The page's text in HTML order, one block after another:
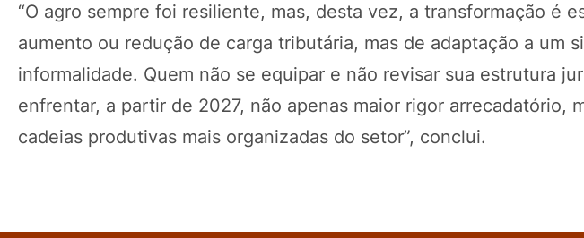
“O agro sempre foi resiliente, mas, desta vez, a transformação é
aumento ou redução de carga tributária, mas de adaptação a um
informalidade. Quem não se equipar e não revisar sua estrutura
enfrentar, a partir de 2027, não apenas maior rigor arrecadatório,
cadeias produtivas mais organizadas do setor”, conclui.